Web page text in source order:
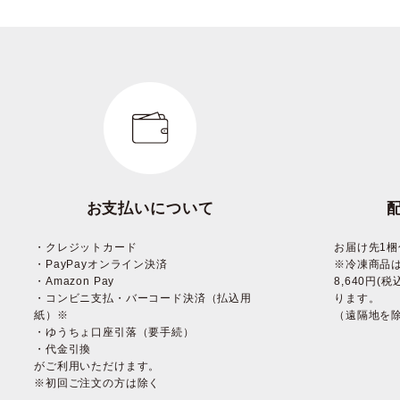
お支払いについて
・クレジットカード
・PayPayオンライン決済
・Amazon Pay
・コンビニ支払・バーコード決済（払込用
紙）※
・ゆうちょ口座引落（要手続）
・代金引換
がご利用いただけます。
※初回ご注文の方は除く
お届け先1
※冷凍商品
8,640円(税
ります。
（遠隔地を